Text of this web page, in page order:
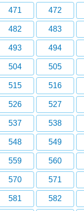
471 472
482 483
493 494
504 505
515 516
526 527
537 538
548 549
559 560
570 571
581 582